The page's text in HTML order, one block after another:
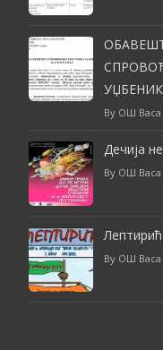
By ОШ Васа
Дечија
By ОШ Васа
By ОШ Васа